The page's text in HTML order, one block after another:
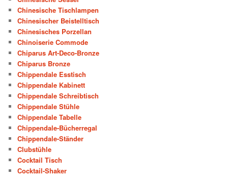
Chinesische Tischlampen
Chinesischer Beistelltisch
Chinesisches Porzellan
Chinoiserie Commode
Chiparus Art-Deco-Bronze
Chiparus Bronze
Chippendale Esstisch
Chippendale Kabinett
Chippendale Schreibtisch
Chippendale Stühle
Chippendale Tabelle
Chippendale-Bücherregal
Chippendale-Ständer
Clubstühle
Cocktail Tisch
Cocktail-Shaker